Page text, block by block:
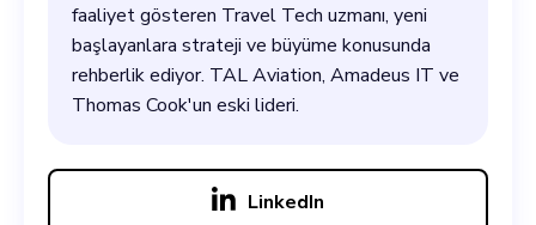
faaliyet gösteren Travel Tech uzmanı, yeni
başlayanlara strateji ve büyüme konusunda
rehberlik ediyor. TAL Aviation, Amadeus IT ve
Thomas Cook'un eski lideri.
LinkedIn